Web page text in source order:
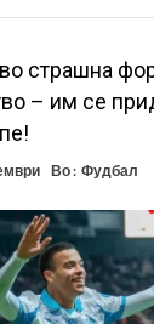
страшна
– им се
Во : Фудбал